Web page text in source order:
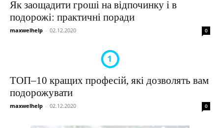
Як заощадити гроші на відпочинку і в
подорожі: практичні поради
maxwelhelp - 02.12.2020 0
ТОП–10 кращих професій, які дозволять вам
подорожувати
maxwelhelp - 02.12.2020 0